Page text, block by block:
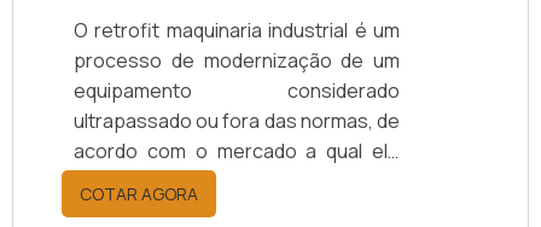
O retrofit maquinaria industrial é um
processo de modernização de um
equipamento considerado
ultrapassado ou fora das normas, de
acordo com o mercado a qual ele
responde. SAIBA SOBRE A
OTIMIZAÇÃO DE PROCESSOS E
COTAR AGORA